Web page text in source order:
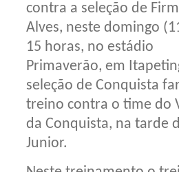
contra a seleção de
Alves, neste domingo
15 horas, no estádio
Primaverão, em
seleção de Conquista
treino contra o time do
da Conquista, na tarde
Junior.